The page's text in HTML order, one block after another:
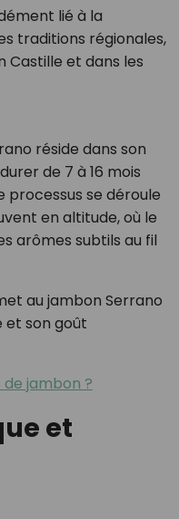
lié à la
traditions régionales,
Castille et dans les
réside dans son
de 7 à 16 mois
processus se déroule
en altitude, où le
arômes subtils au fil
au jambon Serrano
et son goût
jambon ?
et